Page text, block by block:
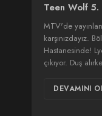
Teen Wolf 5.
MTV'de
karşınızdayız.
Hastanesinde!
çıkıyor. Duş
DEVAMINI